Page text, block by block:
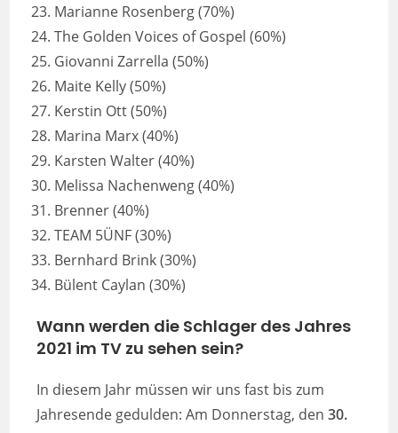
Marianne Rosenberg (70%)
The Golden Voices of Gospel (60%)
Giovanni Zarrella (50%)
Maite Kelly (50%)
Kerstin Ott (50%)
Marina Marx (40%)
Karsten Walter (40%)
Melissa Nachenweng (40%)
Brenner (40%)
TEAM 5ÜNF (30%)
Bernhard Brink (30%)
Bülent Caylan (30%)
Wann werden die Schlager des Jahres
2021 im TV zu sehen sein?
In diesem Jahr müssen wir uns fast bis zum
Jahresende gedulden: Am Donnerstag, den30.